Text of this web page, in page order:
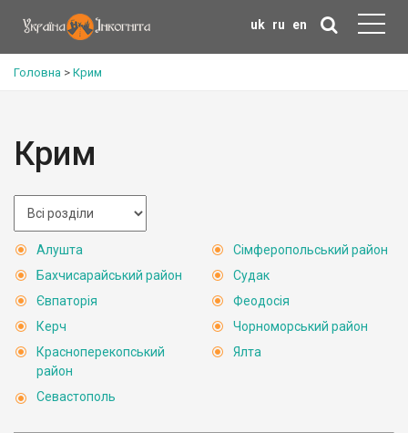
uk ru en
Головна > Крим
Крим
Алушта
Бахчисарайський район
Євпаторія
Керч
Красноперекопський
район
Севастополь
Сімферопольський район
Судак
Феодосія
Чорноморський район
Ялта